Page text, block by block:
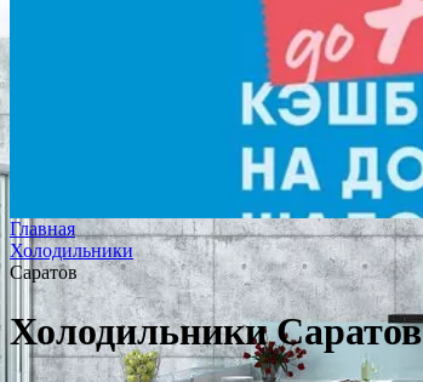
Главная
Холодильники
Саратов
Холодильники Саратов